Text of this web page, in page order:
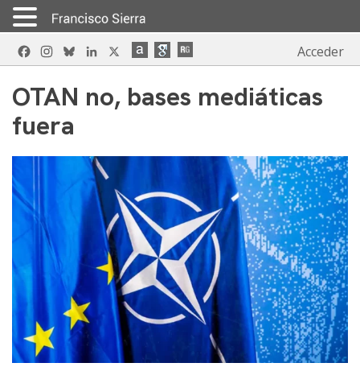
Skip
to
FacebookInstagram
BlueskyLinkedIn Acceder
OTAN no, bases mediáticas
fuera